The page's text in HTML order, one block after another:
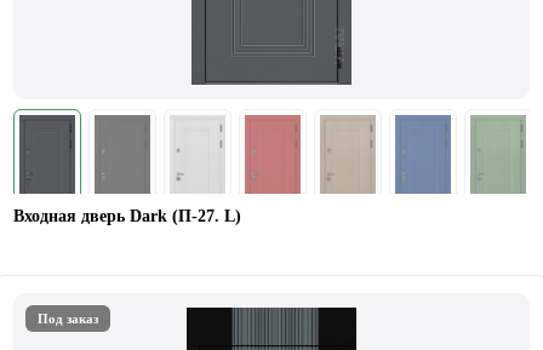
Входная дверь Dark (П-27. L)
Под заказ